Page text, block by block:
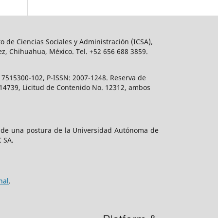
Ciencias Sociales y Administración (ICSA),
Chihuahua, México. Tel. +52 656 688 3859.
102, P-ISSN: 2007-1248. Reserva de
Licitud de Contenido No. 12312, ambos
una postura de la Universidad Autónoma de
.